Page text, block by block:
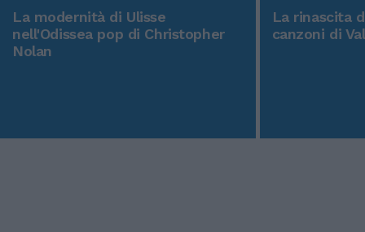
La modernità di Ulisse
nell'Odissea pop di Christopher
Nolan
La rinascita
canzoni di